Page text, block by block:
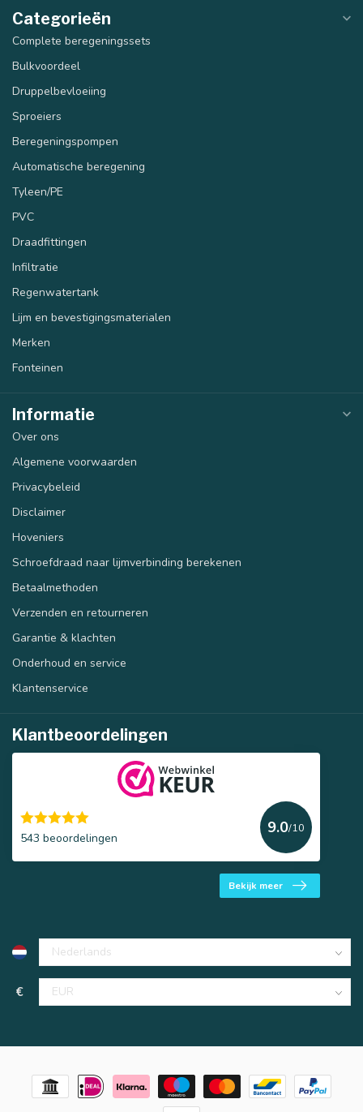
Categorieën
Complete beregeningssets
Bulkvoordeel
Druppelbevloeiing
Sproeiers
Beregeningspompen
Automatische beregening
Tyleen/PE
PVC
Draadfittingen
Infiltratie
Regenwatertank
Lijm en bevestigingsmaterialen
Merken
Fonteinen
Informatie
Over ons
Algemene voorwaarden
Privacybeleid
Disclaimer
Hoveniers
Schroefdraad naar lijmverbinding berekenen
Betaalmethoden
Verzenden en retourneren
Garantie & klachten
Onderhoud en service
Klantenservice
Klantbeoordelingen
543 beoordelingen
9.0/10
Bekijk meer
€